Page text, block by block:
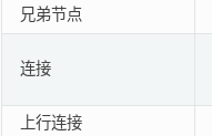
兄弟节点
连接
上行连接